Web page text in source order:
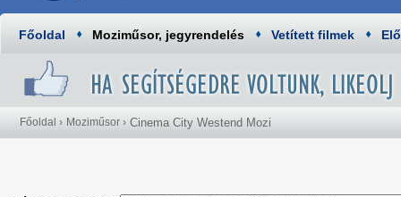
Főoldal Moziműsor, jegyrendelés Vetített filmek
Főoldal › Moziműsor › Cinema City Westend Mozi